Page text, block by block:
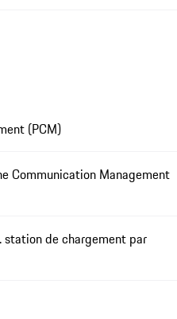
(PCM)
Communication Management
de chargement par